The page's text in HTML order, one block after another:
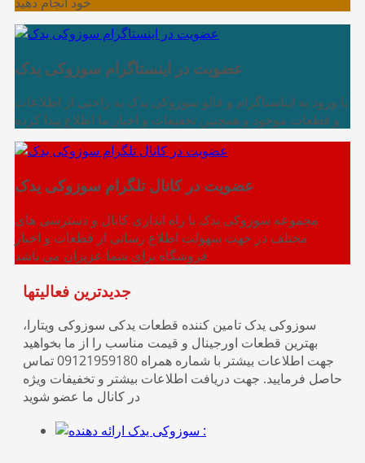
عضویت در اینستاگرام سوزوکی یدک
با ورود به ایناستاگرام و فالو سوزوکی یدک به راحتی از اطلاعات
و قطعات موجود و همچنین تخفیفات و اخبار ما اطلاع پیدا کرده
عضویت در کانال تلگرام سوزوکی یدک
مجموعه سوزوکی یدک با راه اندازی کانال و دسترسی های
مختلف در جهت سهولت اطلاع رسانی از قطعات و اخبار
فروشگاه برای شما عزیزان می باشد
جدیدترین فعالیتها
سوزوکی یدک تامين كننده قطعات يدكی سوزوكی ويتارا،
بهترین قطعات اورجینال و قیمت مناسب را از ما بخواهید
جهت اطلاعات بیشتر با شماره همراه 09121959180 تماس
حاصل فرمایید. جهت دریافت اطلاعات بیشتر و تخفیفات ویژه
در کانال ما عضو شوید